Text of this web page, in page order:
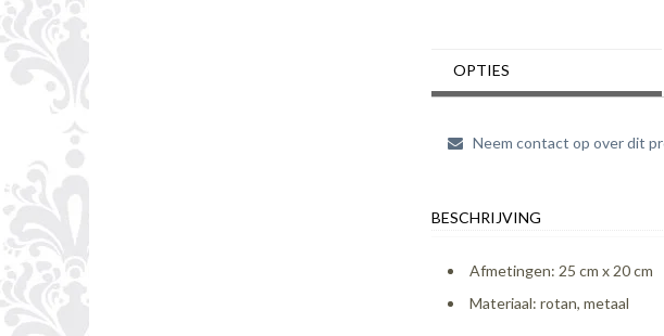
OPTIES
Neem contact op over dit
BESCHRIJVING
Afmetingen: 25 cm x 20 cm
Materiaal: rotan, metaal